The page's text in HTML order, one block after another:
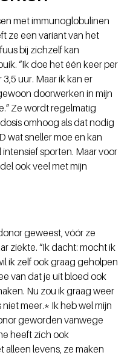
met immunoglobulinen
ze een variant van het
bij zichzelf kan
“Ik doe het één keer per
uur. Maar ik kan er
doorwerken in mijn
Ze wordt regelmatig
omhoog als dat nodig
wat sneller moe en kan
sporten. Maar voor
ook veel met mijn
geweest, vóór ze
ziekte. “Ik dacht: mocht ik
ik zelf ook graag geholpen
van dat je uit bloed ook
Nu zou ik graag weer
meer.* Ik heb wel mijn
geworden vanwege
heeft zich ook
levens, ze maken